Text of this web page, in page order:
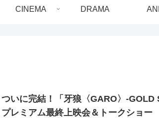
CINEMA DRAMA
ついに完結！「牙狼〈GARO〉-GOLD
プレミアム最終上映会＆トークショー